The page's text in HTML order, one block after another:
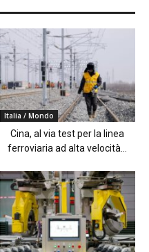
Italia / Mondo
Cina, al via test per la linea
ferroviaria ad alta velocità...